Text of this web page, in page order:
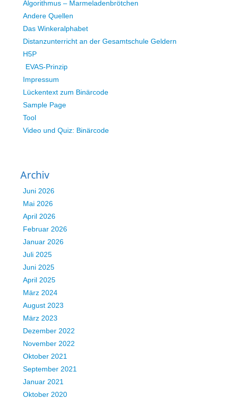
Algorithmus – Marmeladenbrötchen
Andere Quellen
Das Winkeralphabet
Distanzunterricht an der Gesamtschule Geldern
H5P
EVAS-Prinzip
Impressum
Lückentext zum Binärcode
Sample Page
Tool
Video und Quiz: Binärcode
Archiv
Juni 2026
Mai 2026
April 2026
Februar 2026
Januar 2026
Juli 2025
Juni 2025
April 2025
März 2024
August 2023
März 2023
Dezember 2022
November 2022
Oktober 2021
September 2021
Januar 2021
Oktober 2020